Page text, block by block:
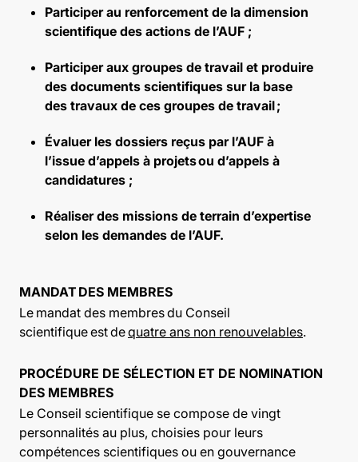
Participer au renforcement de la dimension
scientifique des actions de l’AUF ;
Participer aux groupes de travail et produire
des documents scientifiques sur la base
des travaux de ces groupes de travail ;
Évaluer les dossiers reçus par l’AUF à
l’issue d’appels à projets ou d’appels à
candidatures ;
Réaliser des missions de terrain d’expertise
selon les demandes de l’AUF.
MANDAT DES MEMBRES
Le mandat des membres du Conseil
scientifique est dequatre ans non renouvelables.
PROCÉDURE DE SÉLECTION ET DE NOMINATION
DES MEMBRES
Le Conseil scientifique se compose de vingt
personnalités au plus, choisies pour leurs
compétences scientifiques ou en gouvernance